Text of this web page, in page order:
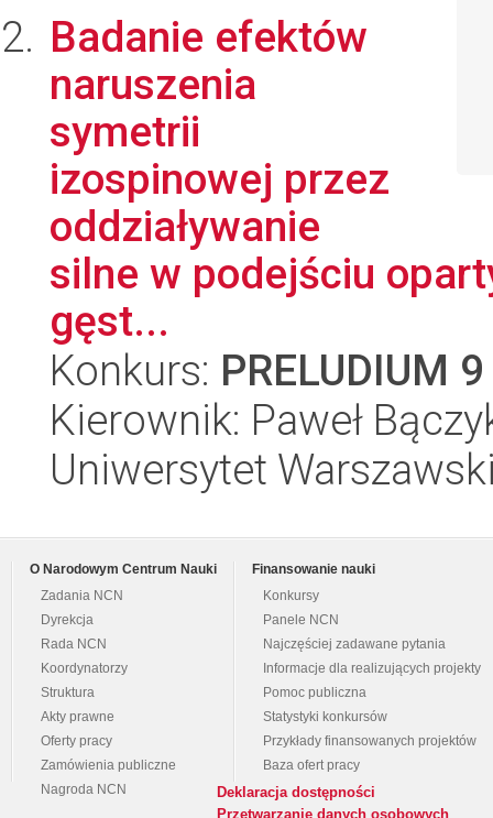
Badanie efektów
naruszenia
symetrii
izospinowej przez
oddziaływanie
silne w podejściu
gęst...
Konkurs: PRELUDIUM 9
Kierownik: Paweł
Uniwersytet
O Narodowym Centrum Nauki
Zadania NCN
Dyrekcja
Rada NCN
Koordynatorzy
Struktura
Akty prawne
Oferty pracy
Zamówienia publiczne
Nagroda NCN
Finansowanie nauki
Konkursy
Panele NCN
Najczęściej zadawane pytania
Informacje dla realizujących projekty
Pomoc publiczna
Statystyki konkursów
Przykłady finansowanych projektów
Baza ofert pracy
Deklaracja dostępności
Przetwarzanie danych osobowych